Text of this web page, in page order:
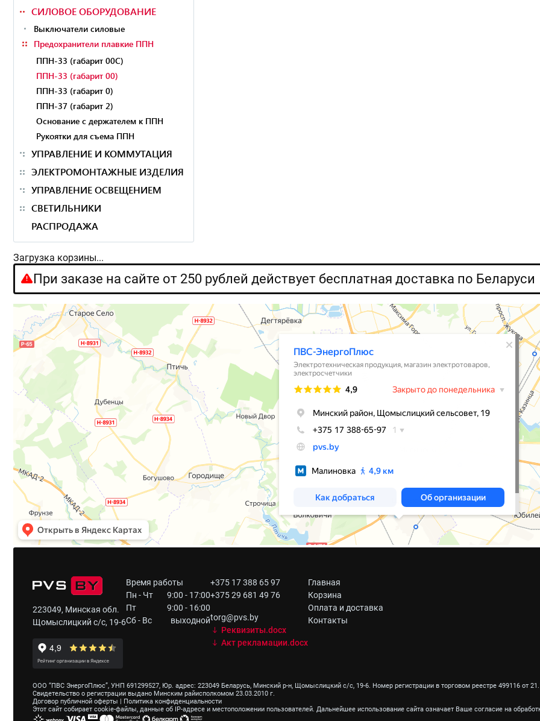
СИЛОВОЕ ОБОРУДОВАНИЕ
Выключатели силовые
Предохранители плавкие ППН
ППН-33 (габарит 00С)
ППН-33 (габарит 00)
ППН-33 (габарит 0)
ППН-37 (габарит 2)
Основание с держателем к ППН
Рукоятки для съема ППН
УПРАВЛЕНИЕ И КОММУТАЦИЯ
ЭЛЕКТРОМОНТАЖНЫЕ ИЗДЕЛИЯ
УПРАВЛЕНИЕ ОСВЕЩЕНИЕМ
СВЕТИЛЬНИКИ
РАСПРОДАЖА
Загрузка корзины...
При заказе на сайте от 250 рублей действует бесплатная доставка по Беларуси
223049, Минская обл.
Щомыслицкий с/с, 19-6
Время работы
Пн - Чт
9:00 - 17:00
Пт
9:00 - 16:00
Сб - Вс
выходной
+375 17 388 65 97
+375 29 681 49 76
torg@pvs.by
Реквизиты.docx
Акт рекламации.docx
Главная
Корзина
Оплата и доставка
Контакты
ООО “ПВС ЭнергоПлюс”, УНП 691299527, Юр. адрес: 223049 Беларусь, Минский р-н, Щомыслицкий с/с, 19-6. Номер регистрации в торговом реестре 499116 от
Свидетельство о регистрации выдано Минским райисполкомом 23.03.2010 г.
Договор публичной оферты | Политика конфиденциальности
Этот сайт собирает cookie-файлы, данные об IP-адресе и местоположении пользователей. Дальнейшее использование сайта означает Ваше согласие на